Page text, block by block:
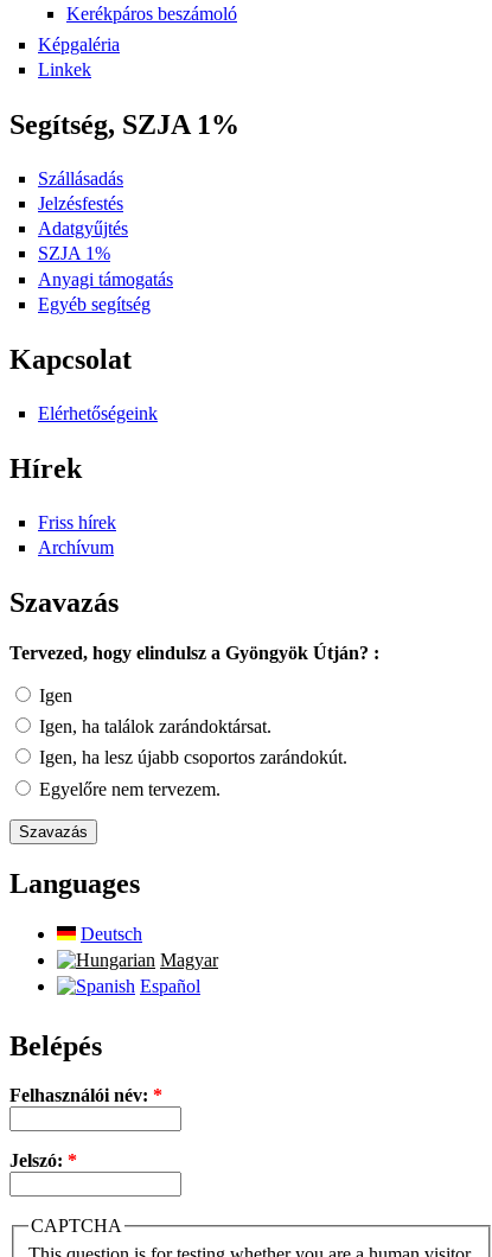
Kerékpáros beszámoló
Képgaléria
Linkek
Segítség, SZJA 1%
Szállásadás
Jelzésfestés
Adatgyűjtés
SZJA 1%
Anyagi támogatás
Egyéb segítség
Kapcsolat
Elérhetőségeink
Hírek
Friss hírek
Archívum
Szavazás
Tervezed, hogy elindulsz a Gyöngyök Útján? :
Igen
Igen, ha találok zarándoktársat.
Igen, ha lesz újabb csoportos zarándokút.
Egyelőre nem tervezem.
Languages
Deutsch
Magyar
Español
Belépés
Felhasználói név: *
Jelszó: *
CAPTCHA